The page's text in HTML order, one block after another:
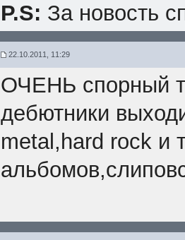
P.S: За новость
22.10.2011, 11:29
ОЧЕНЬ спорный
дебютники
metal,hard rock